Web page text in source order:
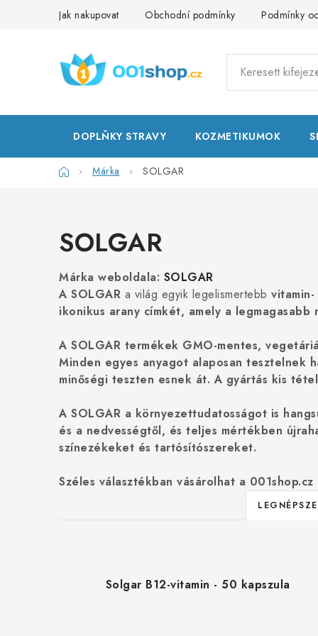
Jak nakupovat Obchodní podmínky Podmínky
DOPLŇKY STRAVY KOZMETIKUMOK
Kezdőlap
Márka SOLGAR
SOLGAR
Márka weboldala: SOLGAR
A SOLGAR a világ egyik legelismertebb
ikonikus arany címkét, amely a legmagasabb
A SOLGAR termékek GMO-mentes,
Minden egyes anyagot alaposan tesztelnek
minőségi teszten esnek át. A gyártás kis
A SOLGAR a környezettudatosságot is
és a nedvességtől, és teljes mértékben
színezékeket és tartósítószereket.
Széles választékban vásárolhat a
m
é
k
e
k
r
e
n
d
é
Solgar B12-vitamin - 50 kapszula